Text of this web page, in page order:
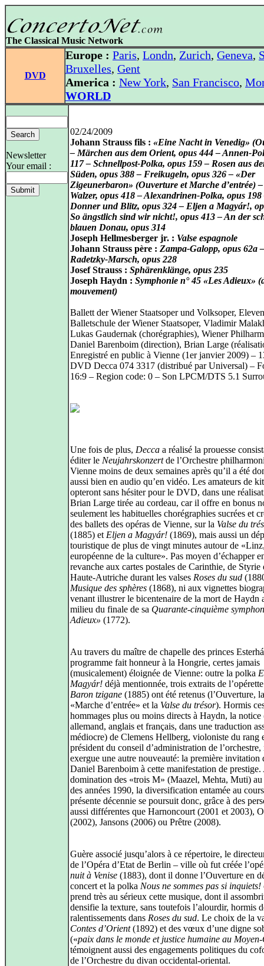
The Classical Music Network
DVD
Europe : Paris, Londn, Zurich, Geneva,
Bruxelles, Gent
America : New York, San Francisco,
WORLD
Newsletter
Your email :
02/24/2009
Johann Strauss fils : «Eine Nacht in Venedig»
– Märchen aus dem Orient, opus 444 – Annen-
117 – Schnellpost-Polka, opus 159 – Rosen aus
Süden, opus 388 – Freikugeln, opus 326 – «Der
Zigeunerbaron» (Ouverture et Marche d’entrée)
Walzer, opus 418 – Alexandrinen-Polka, opus
Donner und Blitz, opus 324 – Eljen a Magyár!,
So ängstlich sind wir nicht!, opus 413 – An der
blauen Donau, opus 314
Joseph Hellmesberger jr. : Valse espagnole
Johann Strauss père : Zampa-Galopp, opus 62a –
Radetzky-Marsch, opus 228
Josef Strauss : Sphärenklänge, opus 235
Joseph Haydn : Symphonie n° 45 «Les Adieux»
mouvement)
Ballett der Wiener Staatsoper und Volksoper,
Balletschule der Wiener Staatsoper, Vladimir
Lukas Gaudernak (chorégraphies), Wiener
Daniel Barenboim (direction), Brian Large
Enregistré en public à Vienne (1er janvier 2009) –
DVD Decca 074 3317 (distribué par Universal) –
16:9 – Region code: 0 – Son LPCM/DTS 5.1
Une fois de plus, Decca a réalisé la prouesse
éditer le Neujahrskonzertde l’Orchestre
Vienne moins de deux semaines après qu’il a été
aussi bien en audio qu’en vidéo. Les amateurs de
opteront sans hésiter pour le DVD, dans une
Brian Large tirée au cordeau, car il offre en bonus
seulement les habituelles chorégraphies sucrées et
des ballets des opéras de Vienne, sur la Valse du
(1885) et Eljen a Magyár! (1869), mais aussi un
touristique de plus de vingt minutes autour de
européenne de la culture». Pas moyen d’échapper
revanche aux cartes postales de Carinthie, de Styrie
Haute-Autriche durant les valses Roses du sud
Musique des sphères (1868), ni aux vignettes
venant illustrer le bicentenaire de la mort de Haydn
milieu du finale de sa Quarante-cinquième
Adieux» (1772).
Au travers du maître de chapelle des princes
programme fait honneur à la Hongrie, certes jamais
(musicalement) éloignée de Vienne: outre la polka
Magyár! déjà mentionnée, trois extraits de
Baron tzigane (1885) ont été retenus (l’Ouverture, la
«Marche d’entrée» et la Valse du trésor). Hormis
hommages plus ou moins directs à Haydn, la notice
allemand, anglais et français, dans une traduction
médiocre) de Clemens Hellberg, violoniste du rang
président du conseil d’administration de l’orchestre,
exergue une autre nouveauté: la première invitation
Daniel Barenboim à cette manifestation de prestige.
domination des «trois M» (Maazel, Mehta, Muti) au
des années 1990, la diversification entamée au
présente décennie se poursuit donc, grâce à des
aussi différentes que Harnoncourt (2001 et 2003),
(2002), Jansons (2006) ou Prêtre (2008).
Guère associé jusqu’alors à ce répertoire, le
de l’Opéra d’Etat de Berlin – ville où fut créée
nuit à Venise (1883), dont il donne l’Ouverture en
concert et la polka Nous ne sommes pas si inquiets!
prend très au sérieux cette musique, dont il
densifie la texture, sans toutefois l’alourdir, hormis
ralentissements dans Roses du sud. Le choix de la
Contes d’Orient(1892) et des vœux d’une digne
(«paix dans le monde et justice humaine au
témoignent aussi des engagements politiques du
de l’Orchestre du divan occidental-oriental.